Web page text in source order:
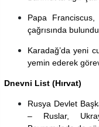
Papa Franciscus,
çağrısında bulundu
Karadağ’da yeni
yemin ederek
Dnevni List (Hırvat)
Rusya Devlet
– Ruslar,